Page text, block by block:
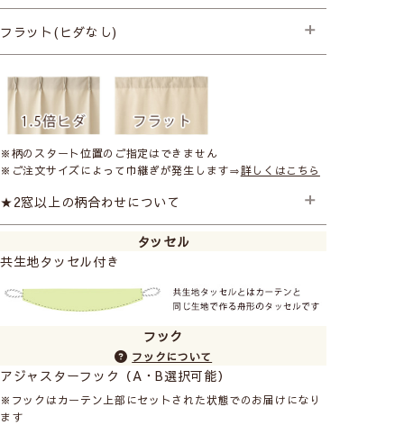
├プレミアム縫製＋形状記憶
フラット(ヒダなし)
├プレミアム縫製
※柄のスタート位置のご指定はできません
※ご注文サイズによって巾継ぎが発生します⇒詳しくはこちら
★2窓以上の柄合わせについて
2窓以上のご注文で柄のスタート位置を合わせたい場合は
追加料金となります。ご注文の際に備考欄にご記入くだ
2窓の柄合わせ +1,500円
3窓の柄合わせ +3,000円
タッセル
共生地タッセル付き
フック
フックについて
アジャスターフック（A・B選択可能）
※フックはカーテン上部にセットされた状態でのお届けになり
ます